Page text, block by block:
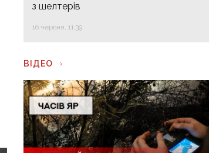
з шелтерів
16 червня, 11:39
ВІДЕО